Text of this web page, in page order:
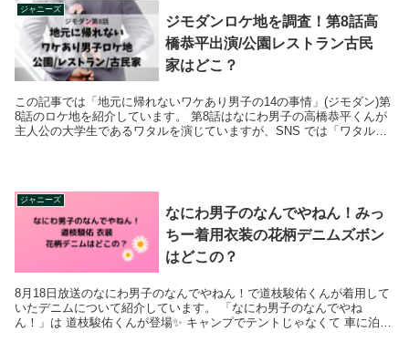
ジャニーズ
ジモダンロケ地を調査！第8話高
橋恭平出演/公園レストラン古民
家はどこ？
この記事では「地元に帰れないワケあり男子の14の事情」(ジモダン)第
8話のロケ地を紹介しています。 第8話はなにわ男子の高橋恭平くんが
主人公の大学生であるワタルを演じていますが、SNS では「ワタルが
ジャニーズ
なにわ男子のなんでやねん！みっ
ちー着用衣装の花柄デニムズボン
はどこの？
8月18日放送のなにわ男子のなんでやねん！で道枝駿佑くんが着用して
いたデニムについて紹介しています。 「なにわ男子のなんでやね
ん！」は 道枝駿佑くんが登場✨ キャンプでテントじゃなくて 車に泊ま